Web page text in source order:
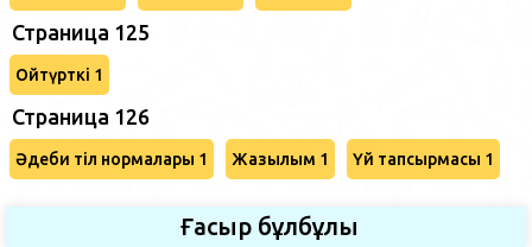
Страница 125
Ойтүрткі 1
Страница 126
Әдеби тіл нормалары 1 Жазылым 1 Үй тапсырмасы 1
Ғасыр бұлбұлы